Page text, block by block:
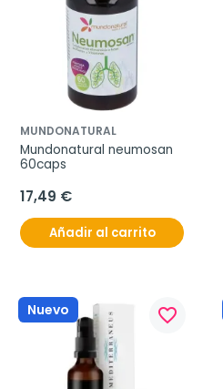
MUNDONATURAL
Mundonatural neumosan
60caps
17,49 €
Añadir al carrito
Nuevo favorite_border